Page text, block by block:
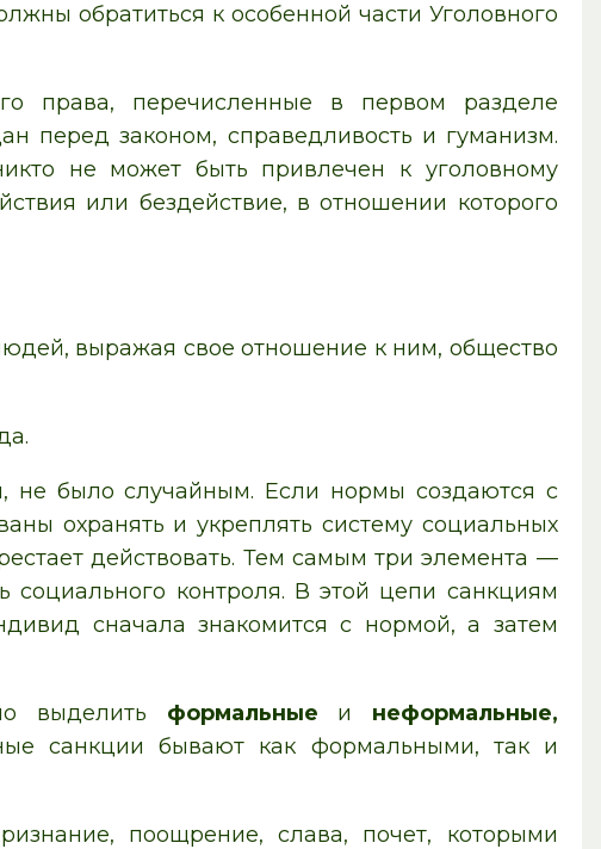
обратиться к особенной части Уголовного
права, перечисленные в первом разделе
перед законом, справедливость и гуманизм.
не может быть привлечен к уголовному
или бездействие, в отношении которого
выражая свое отношение к ним, общество
не было случайным. Если нормы создаются с
охранять и укреплять систему социальных
действовать. Тем самым три элемента —
контроля. В этой цепи санкциям
сначала знакомится с нормой, а затем
выделить формальные и неформальные,
санкции бывают как формальными, так и
поощрение, слава, почет, которыми